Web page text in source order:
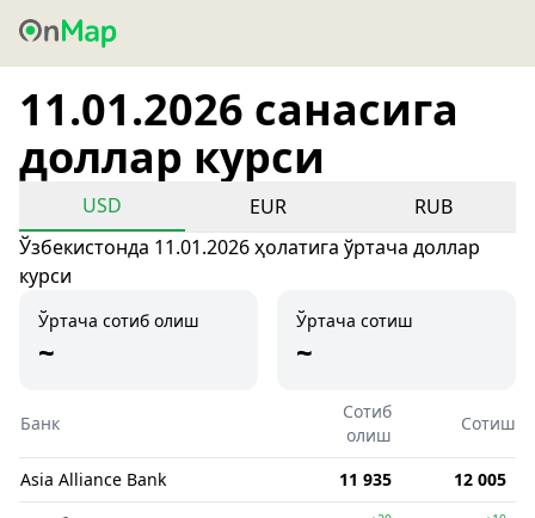
11.01.2026 санасига
доллар курси
USD EUR
RUB
Ўзбекистонда 11.01.2026 ҳолатига ўртача доллар
курси
Ўртача сотиб олиш
~
Ўртача сотиш
~
Банк
Сотиб
олиш
Сотиш
Asia Alliance Bank 11 935
12 005